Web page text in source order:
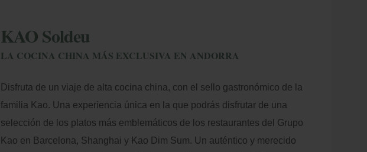
KAO Soldeu
LA COCINA CHINA MÁS EXCLUSIVA EN ANDORRA
Disfruta de un viaje de alta cocina china, con el sello gastronómico de la
familia Kao. Una experiencia única en la que podrás disfrutar de una
selección de los platos más emblemáticos de los restaurantes del Grupo
Kao en Barcelona, Shanghai y Kao Dim Sum. Un auténtico y merecido